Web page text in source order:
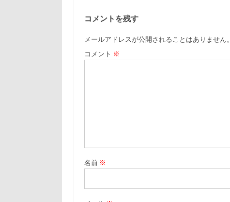
コメントを残す
メールアドレスが公開されることはありません。
コメント ※
名前 ※